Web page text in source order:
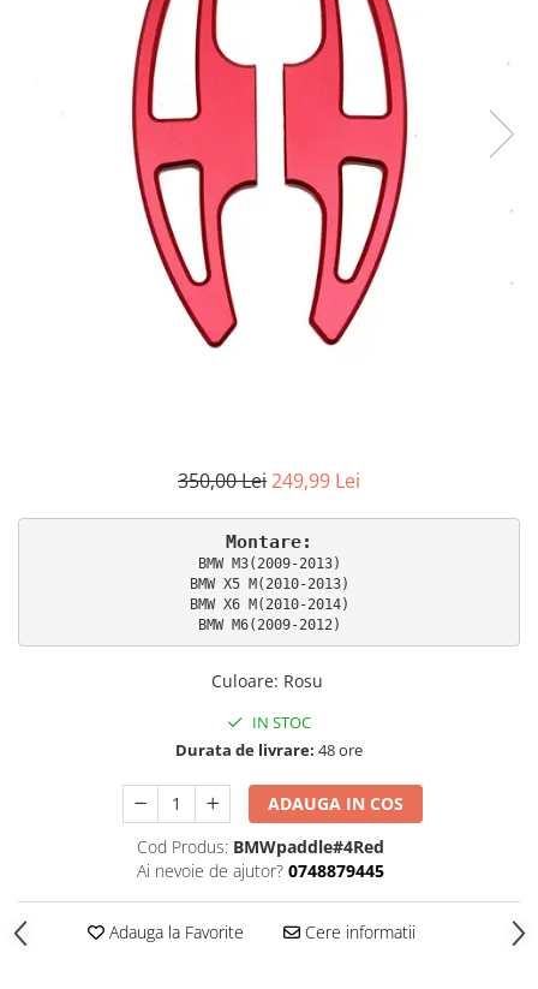
350,00 Lei249,99 Lei
Montare:
BMW M3(2009-2013)
BMW X5 M(2010-2013)
BMW X6 M(2010-2014)
BMW M6(2009-2012)
Culoare: Rosu
IN STOC
Durata de livrare: 48 ore
ADAUGA IN COS
Cod Produs: BMWpaddle#4Red
Ai nevoie de ajutor? 0748879445
Adauga la Favorite Cere informatii